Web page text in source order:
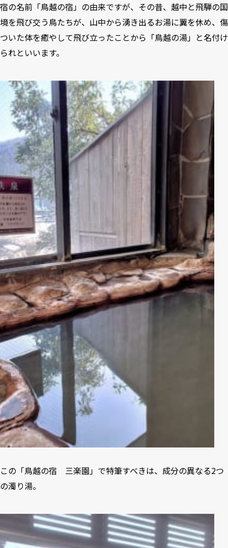
宿の名前「鳥越の宿」の由来ですが、その昔、越中と飛騨の国
境を飛び交う鳥たちが、山中から湧き出るお湯に翼を休め、傷
ついた体を癒やして飛び立ったことから「鳥越の湯」と名付け
られといいます。
この「鳥越の宿 三楽園」で特筆すべきは、成分の異なる2つ
の濁り湯。